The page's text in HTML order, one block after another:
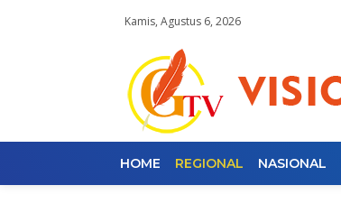
Kamis, Agustus 6, 2026
HOME REGIONAL NASIONAL